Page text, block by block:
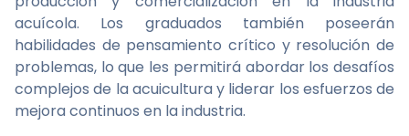
acuícola. Los graduados también poseerán
habilidades de pensamiento crítico y resolución de
problemas, lo que les permitirá abordar los desafíos
complejos de la acuicultura y liderar los esfuerzos de
mejora continuos en la industria.